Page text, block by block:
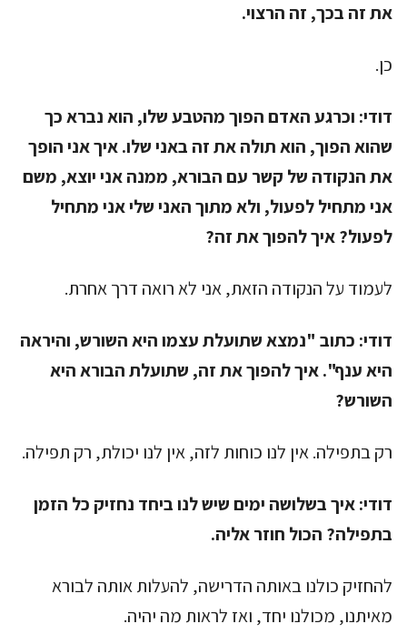
את זה בכך, זה הרצוי.
כן.
דודי: וכרגע האדם הפוך מהטבע שלו, הוא נברא כך
שהוא הפוך, הוא תולה את זה באני שלו. איך אני הופך
את הנקודה של קשר עם הבורא, ממנה אני יוצא, משם
אני מתחיל לפעול, ולא מתוך האני שלי אני מתחיל
לפעול? איך להפוך את זה?
לעמוד על הנקודה הזאת, אני לא רואה דרך אחרת.
דודי: כתוב "נמצא שתועלת עצמו היא השורש, והיראה
היא ענף". איך להפוך את זה, שתועלת הבורא היא
השורש?
רק בתפילה. אין לנו כוחות לזה, אין לנו יכולת, רק תפילה.
דודי:איך בשלושה ימים שיש לנו ביחד נחזיק כל הזמן
בתפילה? הכול חוזר אליה.
להחזיק כולנו באותה הדרישה, להעלות אותה לבורא
מאיתנו, מכולנו יחד, ואז לראות מה יהיה.